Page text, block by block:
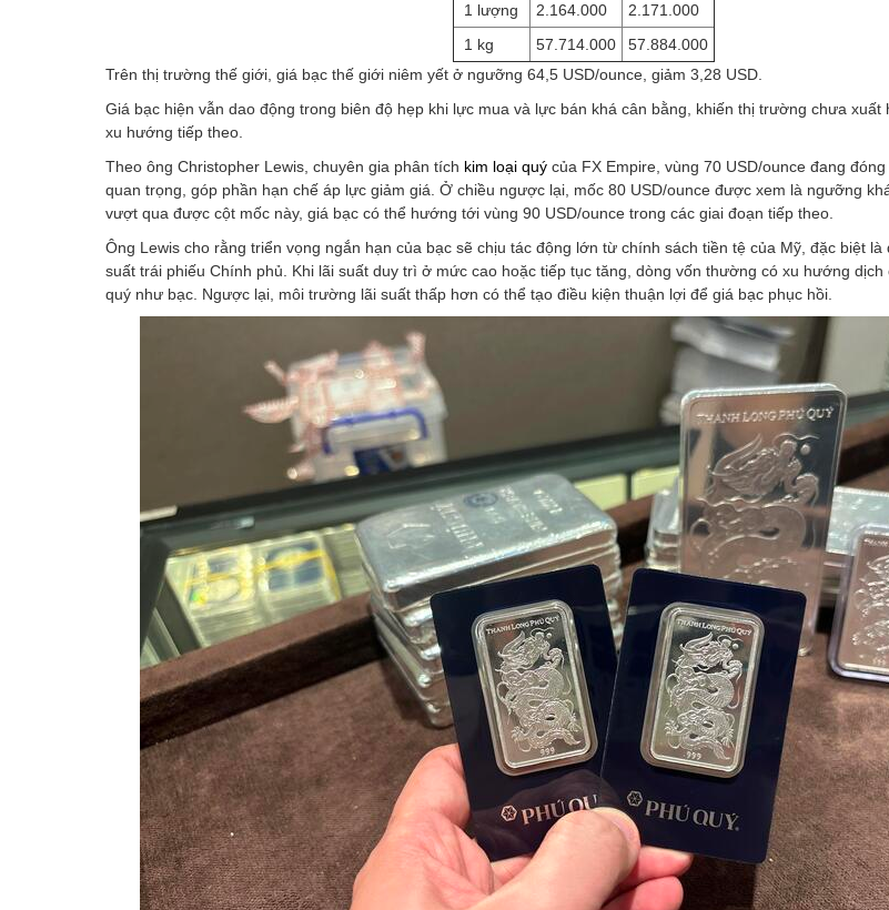
1 lượng
2.164.000
2.171.000
1 kg
57.714.000
57.884.000
Trên thị trường thế giới, giá bạc thế giới niêm yết ở ngưỡng 64,5 USD/ounce, giảm 3,28 USD.
Giá bạc hiện vẫn dao động trong biên độ hẹp khi lực mua và lực bán khá cân bằng, khiến thị trường chưa xuất
xu hướng tiếp theo.
Theo ông Christopher Lewis, chuyên gia phân tích kim loại quý của FX Empire, vùng 70 USD/ounce đang
quan trọng, góp phần hạn chế áp lực giảm giá. Ở chiều ngược lại, mốc 80 USD/ounce được xem là ngưỡng
vượt qua được cột mốc này, giá bạc có thể hướng tới vùng 90 USD/ounce trong các giai đoạn tiếp theo.
Ông Lewis cho rằng triển vọng ngắn hạn của bạc sẽ chịu tác động lớn từ chính sách tiền tệ của Mỹ, đặc biệt là
suất trái phiếu Chính phủ. Khi lãi suất duy trì ở mức cao hoặc tiếp tục tăng, dòng vốn thường có xu hướng dịch
quý như bạc. Ngược lại, môi trường lãi suất thấp hơn có thể tạo điều kiện thuận lợi để giá bạc phục hồi.